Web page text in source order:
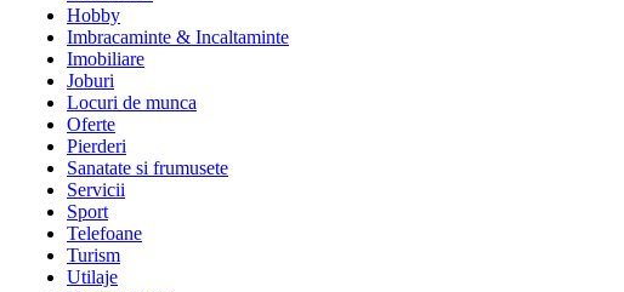
Hobby
Imbracaminte & Incaltaminte
Imobiliare
Joburi
Locuri de munca
Oferte
Pierderi
Sanatate si frumusete
Servicii
Sport
Telefoane
Turism
Utilaje